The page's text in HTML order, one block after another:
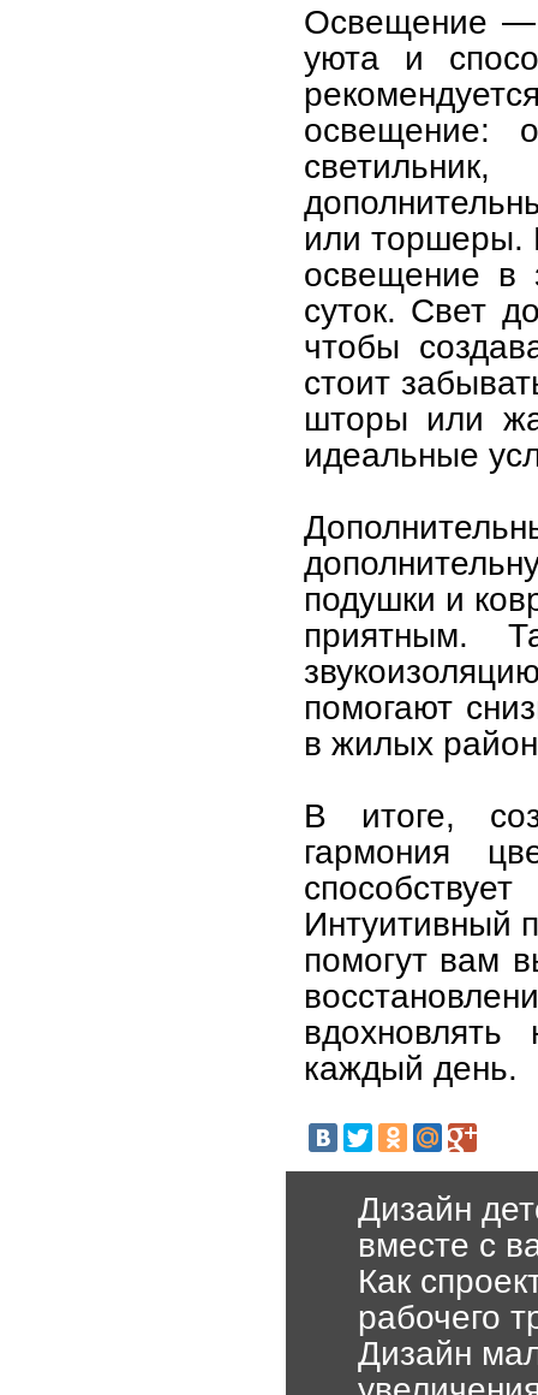
Освещение —
уюта и
освещение:
или торшеры.
освещение в
суток. Свет
чтобы
стоит
шторы или
идеальные
подушки и
приятным.
помогают
в жилых
В итоге,
гармония
Интуитивный
помогут вам
каждый день.
Дизайн
вместе с
Как
рабочего
Дизайн